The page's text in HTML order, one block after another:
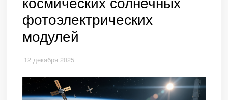
фотоэлектрических
модулей
12 декабря 2025